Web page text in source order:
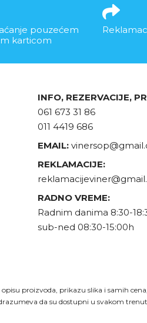
pouzećem
karticom
INFO, REZERVACIJE,
061 673 31 86
011 4419 686
EMAIL:
REKLAMACIJE:
RADNO VREME:
Radnim danima 8:30-
sub-ned 08:30-15:00h
proizvoda, prikazu slika i samih
da su dostupni u svakom